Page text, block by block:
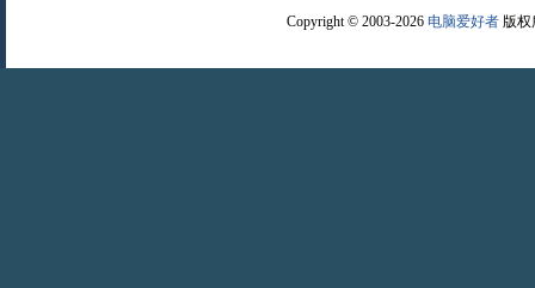
Copyright © 2003-2026 电脑爱好者版权